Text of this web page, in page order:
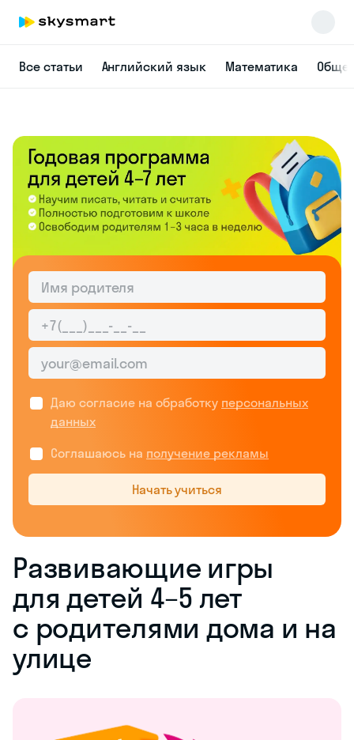
Все статьи Английский язык Математика
Даю согласие на обработку персональных
данных
Соглашаюсь на получение рекламы
Начать учиться
Развивающие игры
для детей 4–5 лет
с родителями дома и на
улице
Skysmart Chat
online